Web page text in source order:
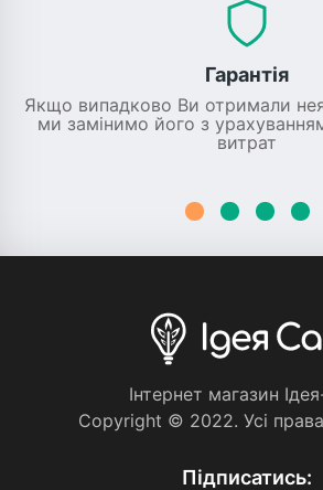
Гарантія
Якщо випадково Ви отримали
ми замінимо його з
витрат
Iнтернет магазин
Copyright © 2022. Усi
Пiдписатись: